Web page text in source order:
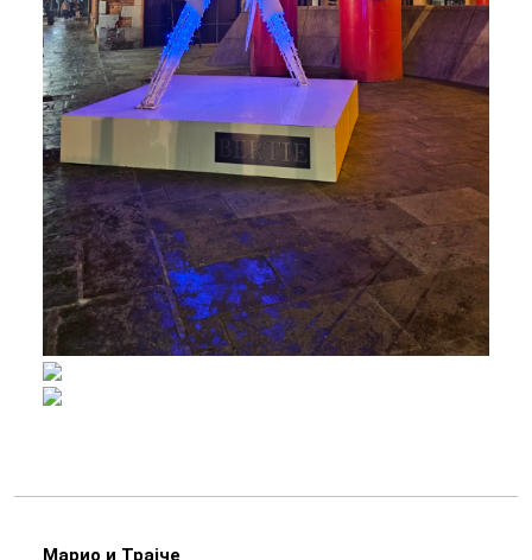
Марио и Трајче